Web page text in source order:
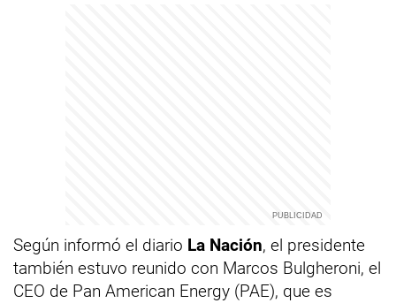
Según informó el diario La Nación, el presidente
también estuvo reunido con Marcos Bulgheroni, el
CEO de Pan American Energy (PAE), que es